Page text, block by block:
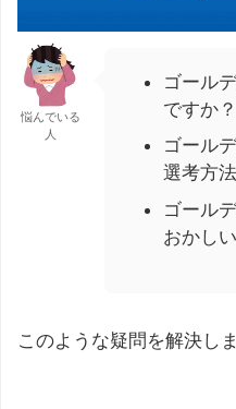
悩んでいる
人
ゴール
ですか？
ゴール
選考方
ゴール
おかし
このような疑問を解決しま